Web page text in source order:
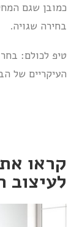
כמובן שגם
בחירה שגויה.
טיפ לכולם:
העיקריים של
קראו
לעיצוב